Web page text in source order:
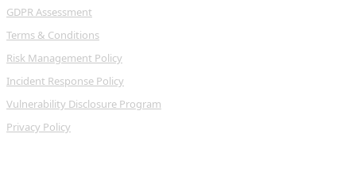
GDPR Assessment
Terms & Conditions
Risk Management Policy
Incident Response Policy
Vulnerability Disclosure Program
Privacy Policy